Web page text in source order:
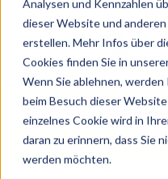
Analysen und Kennzahlen
dieser Website und
erstellen. Mehr Infos über
Cookies finden Sie in
Wenn Sie ablehnen,
beim Besuch dieser
einzelnes Cookie wird in
daran zu erinnern, dass Sie
werden möchten.